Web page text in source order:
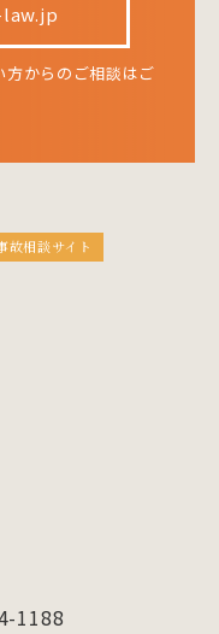
からのご相談はご
故相談サイト
1188